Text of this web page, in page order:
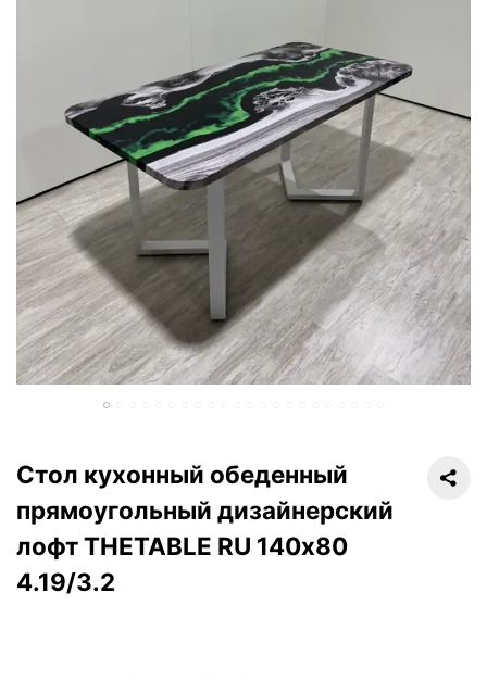
Стол кухонный обеденный
прямоугольный дизайнерский
лофт THETABLE RU 140х80
4.19/3.2